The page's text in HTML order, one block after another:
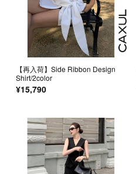
【再入荷】Side Ribbon Design
Shirt/2color
¥15,790